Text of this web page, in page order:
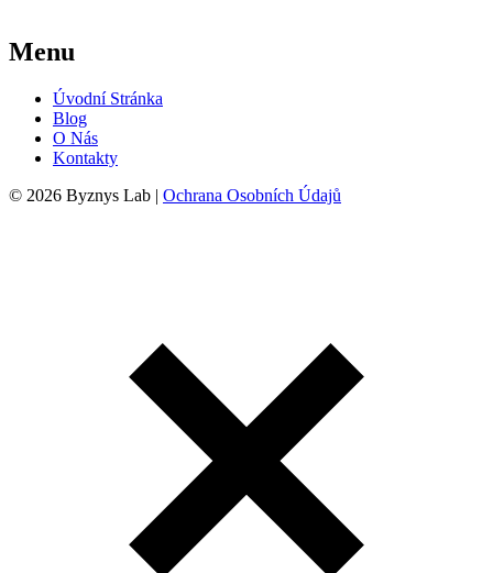
Menu
Úvodní Stránka
Blog
O Nás
Kontakty
© 2026 Byznys Lab | Ochrana Osobních Údajů